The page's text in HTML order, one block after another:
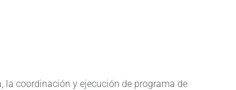
coordinación y ejecución de programa de